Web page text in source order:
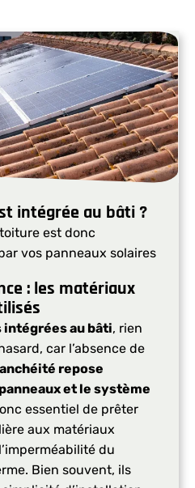
intégrée au bâti ?
est donc
vos panneaux solaires
: les matériaux
au bâti, rien
car l’absence de
repose
et le système
essentiel de prêter
aux matériaux
du
Bien souvent, ils